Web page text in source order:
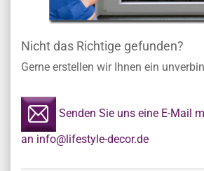
Nicht das Richtige gefunden?
Gerne erstellen wir Ihnen ein
Senden Sie uns eine E-Mail
an info@lifestyle-decor.de